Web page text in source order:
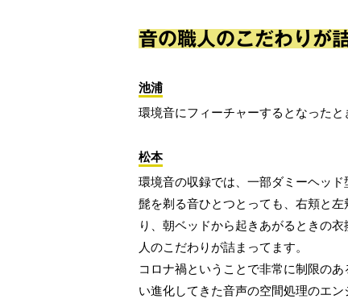
音の職人のこだわりが
池浦
環境音にフィーチャーするとなった
松本
環境音の収録では、一部ダミーヘッ
髭を剃る音ひとつとっても、右頬と
り、朝ベッドから起きあがるときの
人のこだわりが詰まってます。
コロナ禍ということで非常に制限の
い進化してきた音声の空間処理のエ